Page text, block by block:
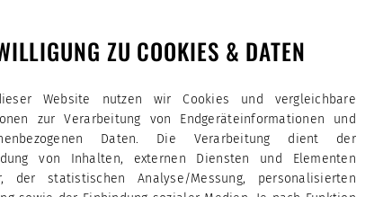
ZU COOKIES & DATEN
Website nutzen wir Cookies und vergleichbare
zur Verarbeitung von Endgeräteinformationen und
Daten. Die Verarbeitung dient der
von Inhalten, externen Diensten und Elementen
der statistischen Analyse/Messung, personalisierten